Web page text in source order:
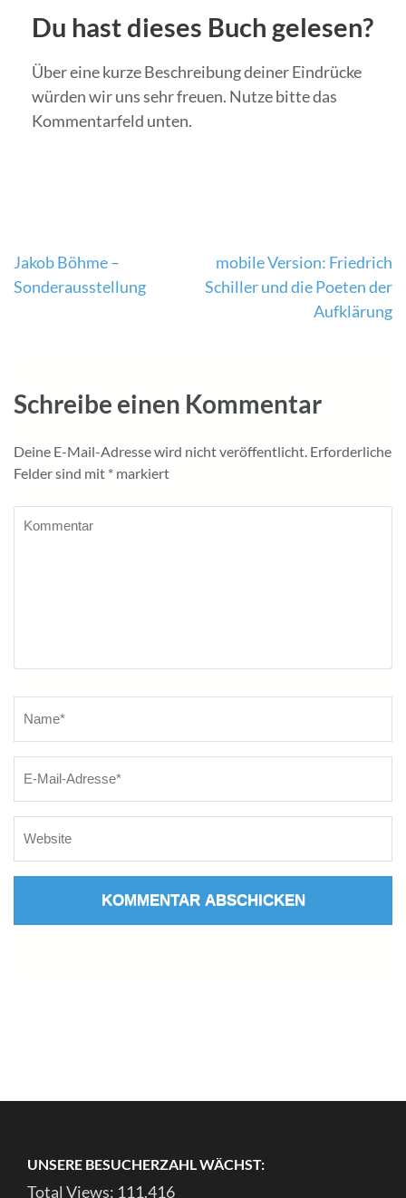
Du hast dieses Buch gelesen?
Über eine kurze Beschreibung deiner Eindrücke
würden wir uns sehr freuen. Nutze bitte das
Kommentarfeld unten.
Beitragsnavigation
Jakob Böhme –
Sonderausstellung
mobile Version: Friedrich
Schiller und die Poeten der
Aufklärung
Schreibe einen Kommentar
Deine E-Mail-Adresse wird nicht veröffentlicht. Erforderliche
Felder sind mit * markiert
UNSERE BESUCHERZAHL WÄCHST:
Total Views: 111.416